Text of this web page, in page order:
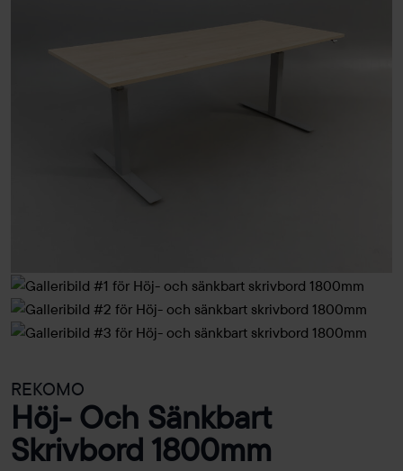
REKOMO
Höj- Och Sänkbart
Skrivbord 1800mm